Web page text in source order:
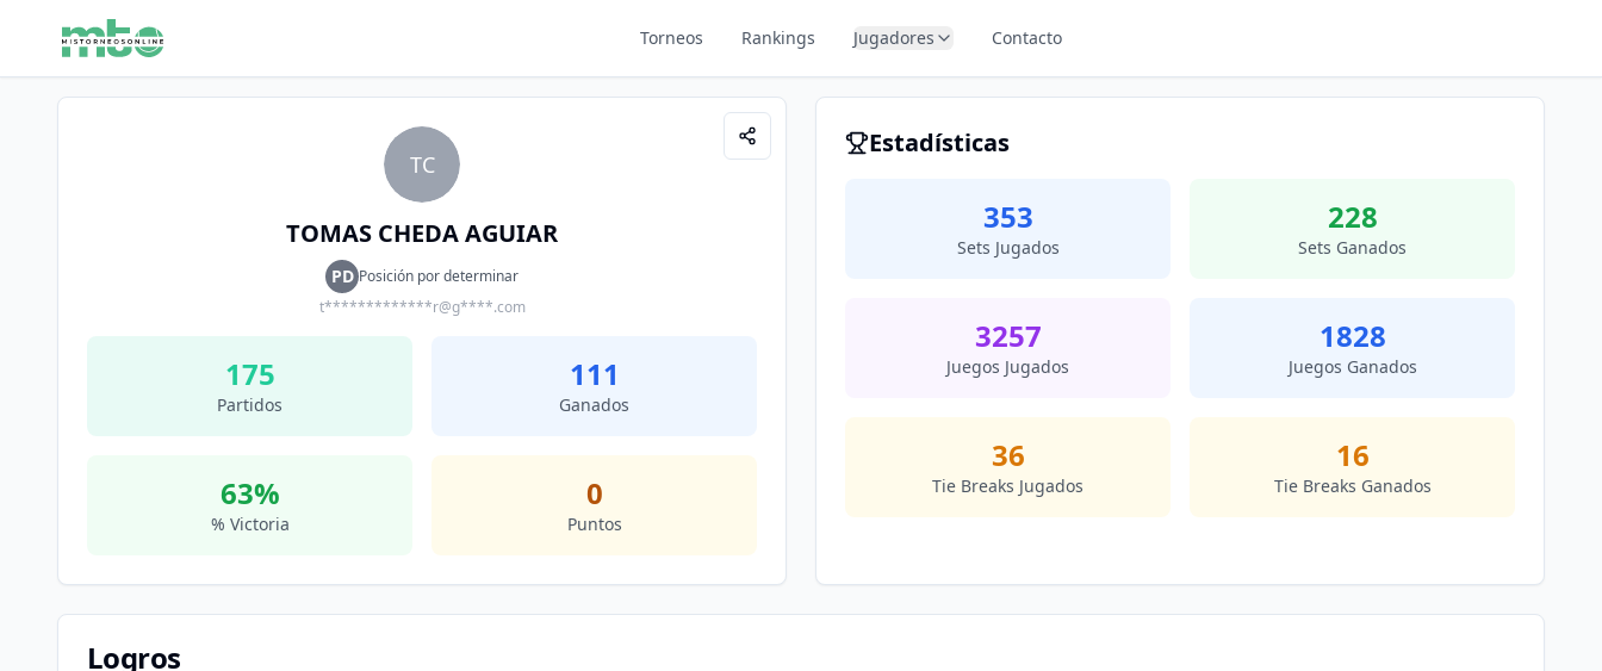
Torneos Rankings Jugadores Contacto
TC
TOMAS CHEDA AGUIAR
PD Posición por determinar
t*************r@g****.com
175
Partidos
111
Ganados
63%
% Victoria
0
Puntos
Estadísticas
353
Sets Jugados
228
Sets Ganados
3257
Juegos Jugados
1828
Juegos Ganados
36
Tie Breaks Jugados
16
Tie Breaks Ganados
Logros